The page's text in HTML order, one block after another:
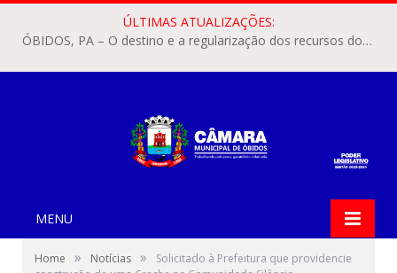
ÚLTIMAS ATUALIZAÇÕES:
ÓBIDOS, PA – O destino e a regularização dos recursos dos Precatórios do FUNDEF (Fundo de Manutenção e Desenvolvimento do Ensino Fundamental e de Valorização do Magistério) voltaram a pautar as discussões na Câmara Municipal de Óbidos.
MENU
Home » Notícias »
Solicitado à Prefeitura que providencie